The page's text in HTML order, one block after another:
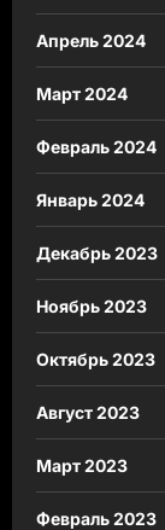
Апрель 2024
Март 2024
Февраль 2024
Январь 2024
Декабрь 2023
Ноябрь 2023
Октябрь 2023
Август 2023
Март 2023
Февраль 2023